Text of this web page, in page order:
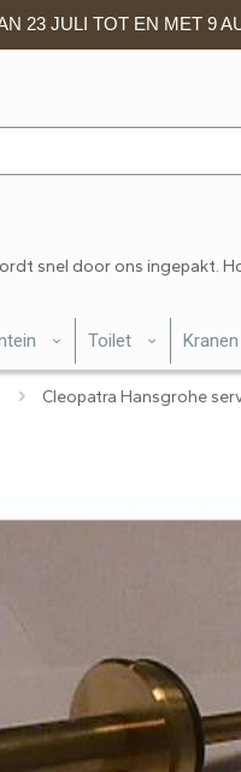
23 JULI TOT EN MET 9
snel door ons ingepakt.
Toilet Kranen
Cleopatra Hansgrohe